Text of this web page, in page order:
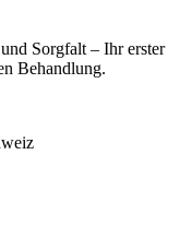
Sorgfalt – Ihr erster
Behandlung.